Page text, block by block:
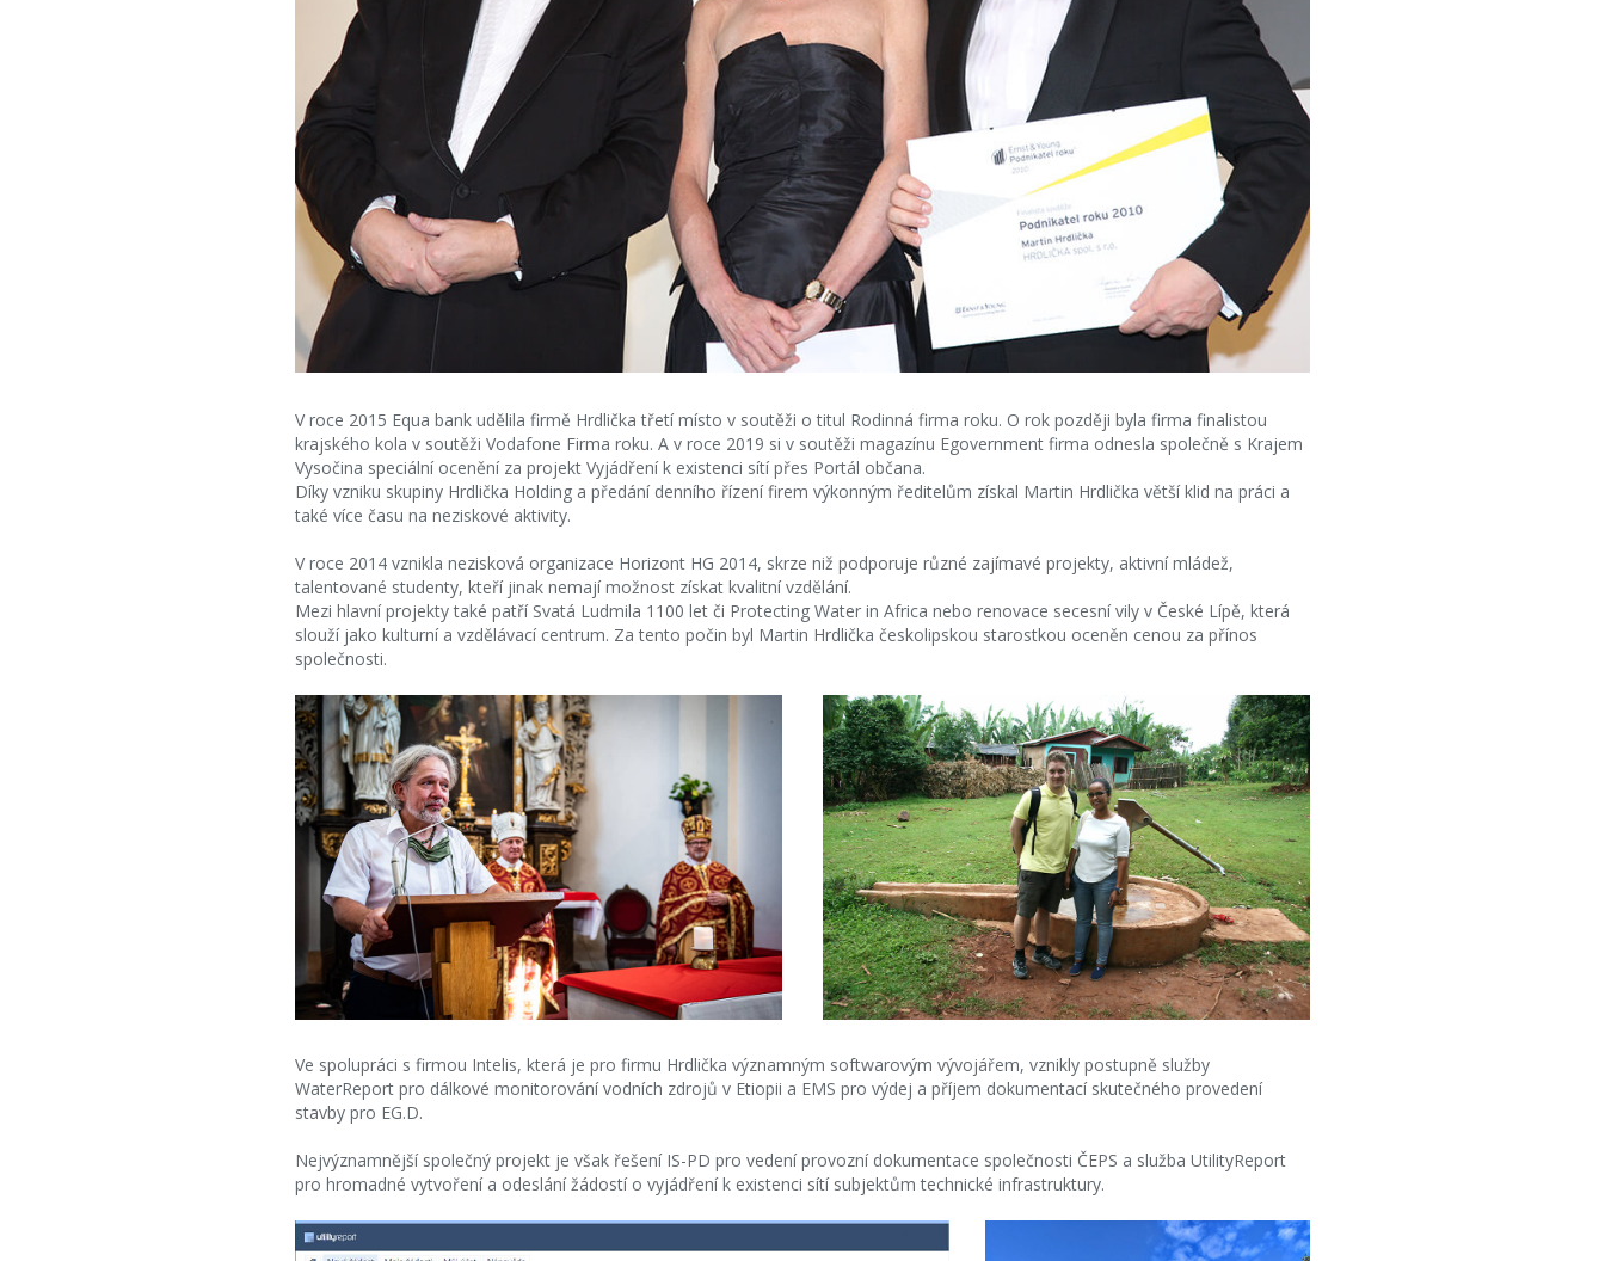
V roce 2015 Equa bank udělila firmě Hrdlička třetí místo v soutěži o titul Rodinná firma roku. O rok později byla firma finalistou
krajského kola v soutěži Vodafone Firma roku. A v roce 2019 si v soutěži magazínu Egovernment firma odnesla společně s Krajem
Vysočina speciální ocenění za projekt Vyjádření k existenci sítí přes Portál občana.
Díky vzniku skupiny Hrdlička Holding a předání denního řízení firem výkonným ředitelům získal Martin Hrdlička větší klid na práci a
také více času na neziskové aktivity.
V roce 2014 vznikla nezisková organizace Horizont HG 2014, skrze niž podporuje různé zajímavé projekty, aktivní mládež,
talentované studenty, kteří jinak nemají možnost získat kvalitní vzdělání.
Mezi hlavní projekty také patří Svatá Ludmila 1100 let či Protecting Water in Africa nebo renovace secesní vily v České Lípě, která
slouží jako kulturní a vzdělávací centrum. Za tento počin byl Martin Hrdlička českolipskou starostkou oceněn cenou za přínos
společnosti.
Ve spolupráci s firmou Intelis, která je pro firmu Hrdlička významným softwarovým vývojářem, vznikly postupně služby
WaterReport pro dálkové monitorování vodních zdrojů v Etiopii a EMS pro výdej a příjem dokumentací skutečného provedení
stavby pro EG.D.
Nejvýznamnější společný projekt je však řešení IS-PD pro vedení provozní dokumentace společnosti ČEPS a služba UtilityReport
pro hromadné vytvoření a odeslání žádostí o vyjádření k existenci sítí subjektům technické infrastruktury.